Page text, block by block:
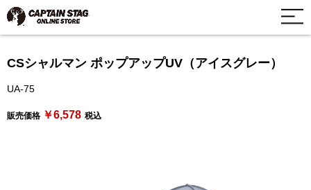
CSシャルマン ポップアップUV（アイスグレー）
UA-75
販売価格 ￥6,578 税込